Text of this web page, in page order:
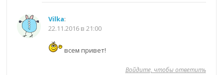
Vilka:
22.11.2016 в 21:00
всем привет!
Войдите, чтобы ответить